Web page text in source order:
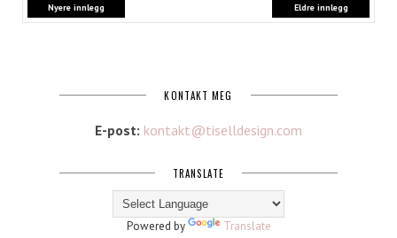
Nyere innlegg Eldre innlegg
KONTAKT MEG
E-post: kontakt@tiselldesign.com
TRANSLATE
Powered by Translate